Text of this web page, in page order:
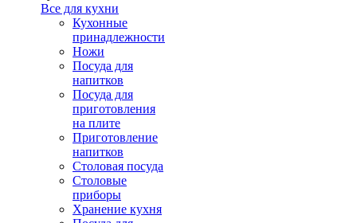
Все для кухни
Кухонные
принадлежности
Ножи
Посуда для
напитков
Посуда для
приготовления
на плите
Приготовление
напитков
Столовая посуда
Столовые
приборы
Хранение кухня